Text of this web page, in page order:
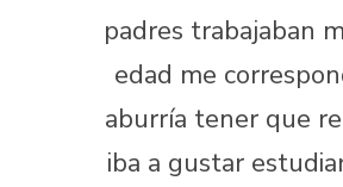
padres trabajaban
edad me
aburría tener que
iba a gustar